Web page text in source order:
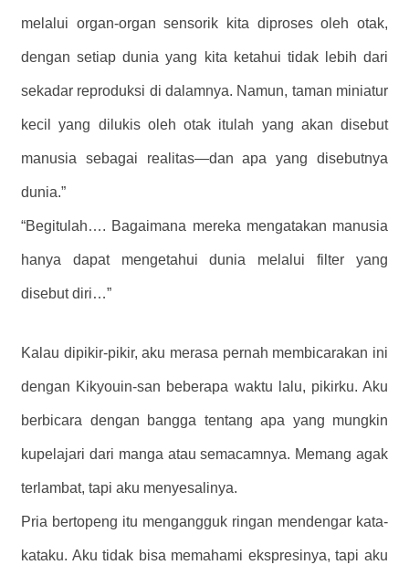
melalui organ-organ sensorik kita diproses oleh otak,
dengan setiap dunia yang kita ketahui tidak lebih dari
sekadar reproduksi di dalamnya. Namun, taman miniatur
kecil yang dilukis oleh otak itulah yang akan disebut
manusia sebagai realitas—dan apa yang disebutnya
dunia.”
“Begitulah…. Bagaimana mereka mengatakan manusia
hanya dapat mengetahui dunia melalui filter yang
disebut diri…”
Kalau dipikir-pikir, aku merasa pernah membicarakan ini
dengan Kikyouin-san beberapa waktu lalu, pikirku. Aku
berbicara dengan bangga tentang apa yang mungkin
kupelajari dari manga atau semacamnya. Memang agak
terlambat, tapi aku menyesalinya.
Pria bertopeng itu mengangguk ringan mendengar kata-
kataku. Aku tidak bisa memahami ekspresinya, tapi aku